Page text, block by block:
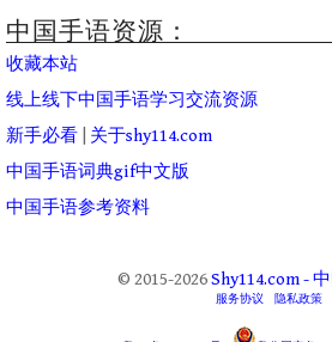
中国手语资源：
收藏本站
线上线下中国手语学习交流资源
新手必看
关于shy114.com
中国手语词典gif中文版
中国手语参考资料
© 2015-2026Shy114.com -
服务协议 隐私政策